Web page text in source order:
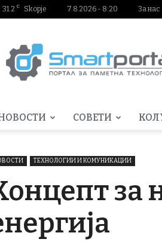
31.2 C Skopje 7.8.2026 - 8:20 За нас
СОВЕТИ
ТЕХНОЛОГИИ И КОМУНИКАЦИИ
за